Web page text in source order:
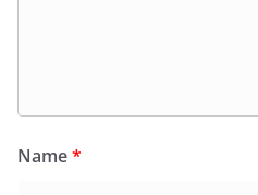
Name*